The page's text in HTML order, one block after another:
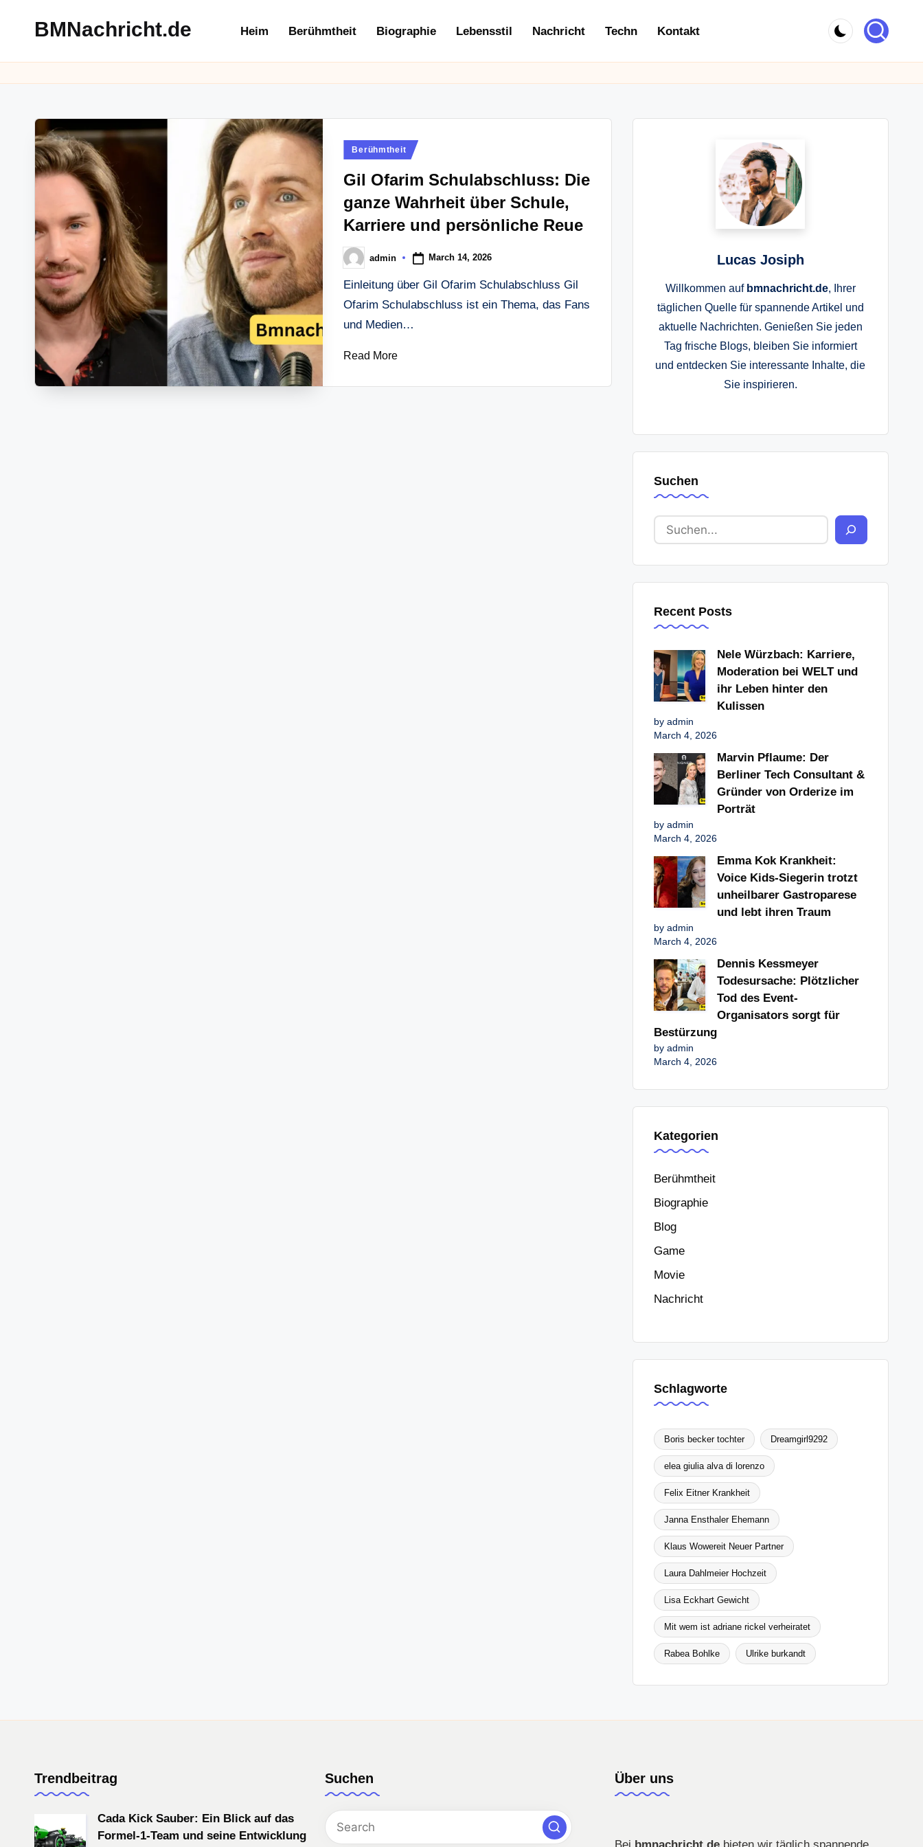
BMNachricht.de Heim Berühmtheit Biographie Lebensstil Nachricht Techn Kontakt
Posted
Berühmtheit
Gil Ofarim Schulabschluss: Die
ganze Wahrheit über Schule,
Karriere und persönliche Reue
Posted
by
admin March 14, 2026
Einleitung über Gil Ofarim Schulabschluss Gil
Ofarim Schulabschluss ist ein Thema, das Fans
und Medien…
Read More
Lucas Josiph
Willkommen auf bmnachricht.de, Ihrer
täglichen Quelle für spannende Artikel und
aktuelle Nachrichten. Genießen Sie jeden
Tag frische Blogs, bleiben Sie informiert
und entdecken Sie interessante Inhalte, die
Sie inspirieren.
Suchen
Recent Posts
Nele Würzbach: Karriere,
Moderation bei WELT und
ihr Leben hinter den
Kulissen
by admin
March 4, 2026
Marvin Pflaume: Der
Berliner Tech Consultant &
Gründer von Orderize im
Porträt
by admin
March 4, 2026
Emma Kok Krankheit:
Voice Kids-Siegerin trotzt
unheilbarer Gastroparese
und lebt ihren Traum
by admin
March 4, 2026
Dennis Kessmeyer
Todesursache: Plötzlicher
Tod des Event-
Organisators sorgt für
Bestürzung
by admin
March 4, 2026
Kategorien
Berühmtheit
Biographie
Blog
Game
Movie
Nachricht
Schlagworte
Boris becker tochter Dreamgirl9292
elea giulia alva di lorenzo
Felix Eitner Krankheit
Janna Ensthaler Ehemann
Klaus Wowereit Neuer Partner
Laura Dahlmeier Hochzeit
Lisa Eckhart Gewicht
Mit wem ist adriane rickel verheiratet
Rabea Bohlke Ulrike burkandt
Trendbeitrag
Cada Kick Sauber: Ein Blick auf das
Formel-1-Team und seine Entwicklung
Suchen Über uns